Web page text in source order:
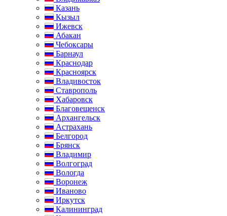
Казань
Кызыл
Ижевск
Абакан
Чебоксары
Барнаул
Краснодар
Красноярск
Владивосток
Ставрополь
Хабаровск
Благовещенск
Архангельск
Астрахань
Белгород
Брянск
Владимир
Волгоград
Вологда
Воронеж
Иваново
Иркутск
Калининград